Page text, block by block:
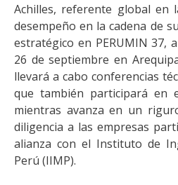
Achilles, referente global en
desempeño en la cadena de
estratégico en PERUMIN 37,
26 de septiembre en
llevará a cabo conferencias
que también participará en
mientras avanza en un
diligencia a las empresas
alianza con el Instituto de
Perú (IIMP).